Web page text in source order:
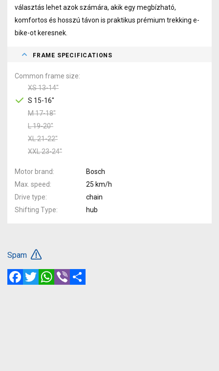
választás lehet azok számára, akik egy megbízható,
komfortos és hosszú távon is praktikus prémium trekking e-
bike-ot keresnek.
FRAME SPECIFICATIONS
Common frame size
XS 13-14"
S 15-16"
M 17-18"
L 19-20"
XL 21-22"
XXL 23-24"
Motor brand
Bosch
Max. speed
25 km/h
Drive type
chain
Shifting Type
hub
Spam
FacebookTwitterWhatsApp
Viber